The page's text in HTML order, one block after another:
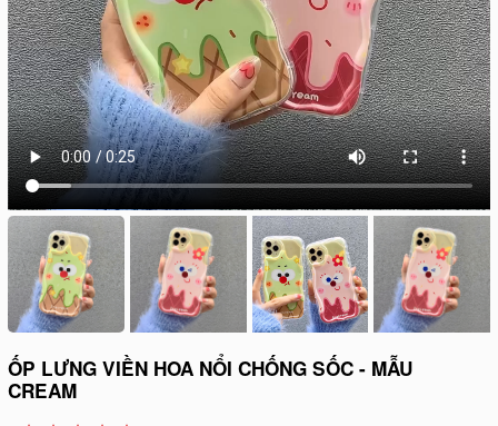
ỐP LƯNG VIỀN HOA NỔI CHỐNG SỐC - MẪU
CREAM